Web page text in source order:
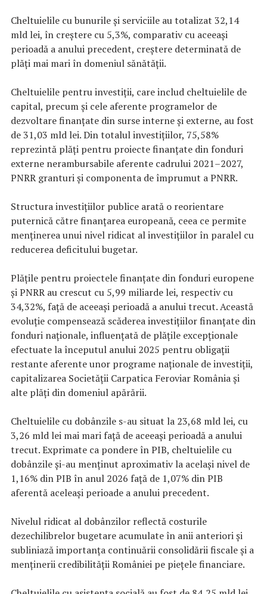
Cheltuielile cu bunurile și serviciile au totalizat 32,14
mld lei, în creștere cu 5,3%, comparativ cu aceeași
perioadă a anului precedent, creștere determinată de
plăți mai mari în domeniul sănătății.
Cheltuielile pentru investiții, care includ cheltuielile de
capital, precum și cele aferente programelor de
dezvoltare finanțate din surse interne și externe, au fost
de 31,03 mld lei. Din totalul investițiilor, 75,58%
reprezintă plăți pentru proiecte finanțate din fonduri
externe nerambursabile aferente cadrului 2021–2027,
PNRR granturi și componenta de împrumut a PNRR.
Structura investițiilor publice arată o reorientare
puternică către finanțarea europeană, ceea ce permite
menținerea unui nivel ridicat al investițiilor în paralel cu
reducerea deficitului bugetar.
Plățile pentru proiectele finanțate din fonduri europene
și PNRR au crescut cu 5,99 miliarde lei, respectiv cu
34,32%, față de aceeași perioadă a anului trecut. Această
evoluție compensează scăderea investițiilor finanțate din
fonduri naționale, influențată de plățile excepționale
efectuate la începutul anului 2025 pentru obligații
restante aferente unor programe naționale de investiții,
capitalizarea Societății Carpatica Feroviar România și
alte plăți din domeniul apărării.
Cheltuielile cu dobânzile s-au situat la 23,68 mld lei, cu
3,26 mld lei mai mari față de aceeași perioadă a anului
trecut. Exprimate ca pondere în PIB, cheltuielile cu
dobânzile și-au menținut aproximativ la același nivel de
1,16% din PIB în anul 2026 față de 1,07% din PIB
aferentă aceleași perioade a anului precedent.
Nivelul ridicat al dobânzilor reflectă costurile
dezechilibrelor bugetare acumulate în anii anteriori și
subliniază importanța continuării consolidării fiscale și a
menținerii credibilității României pe piețele financiare.